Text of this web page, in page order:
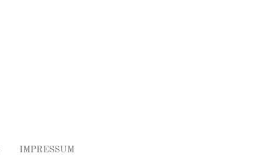
IMPRESSUM